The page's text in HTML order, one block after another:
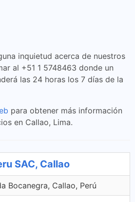
inquietud acerca de nuestros
al +51 1 5748463 donde un
las 24 horas los 7 días de la
para obtener más información
en Callao, Lima.
SAC, Callao
Bocanegra, Callao, Perú